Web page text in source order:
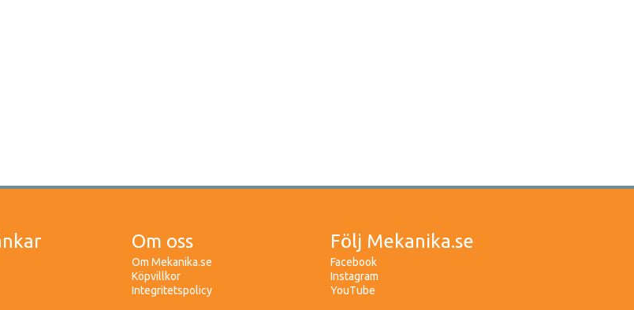
Om oss
Om Mekanika.se
Köpvillkor
Integritetspolicy
Följ Mekanika.se
Facebook
Instagram
YouTube